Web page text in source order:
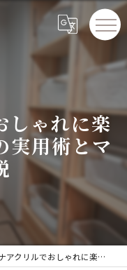
しゃれに楽
実用術とマ
ルでおしゃれに楽しむ中級サウナーの実用術とマナー解説